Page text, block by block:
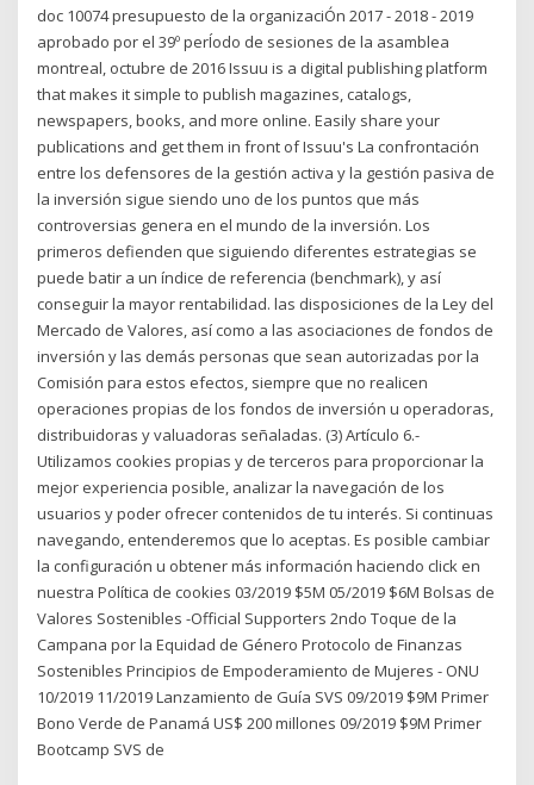
doc 10074 presupuesto de la organizaciÓn 2017 - 2018 - 2019
aprobado por el 39º perÍodo de sesiones de la asamblea
montreal, octubre de 2016 Issuu is a digital publishing platform
that makes it simple to publish magazines, catalogs,
newspapers, books, and more online. Easily share your
publications and get them in front of Issuu's La confrontación
entre los defensores de la gestión activa y la gestión pasiva de
la inversión sigue siendo uno de los puntos que más
controversias genera en el mundo de la inversión. Los
primeros defienden que siguiendo diferentes estrategias se
puede batir a un índice de referencia (benchmark), y así
conseguir la mayor rentabilidad. las disposiciones de la Ley del
Mercado de Valores, así como a las asociaciones de fondos de
inversión y las demás personas que sean autorizadas por la
Comisión para estos efectos, siempre que no realicen
operaciones propias de los fondos de inversión u operadoras,
distribuidoras y valuadoras señaladas. (3) Artículo 6.-
Utilizamos cookies propias y de terceros para proporcionar la
mejor experiencia posible, analizar la navegación de los
usuarios y poder ofrecer contenidos de tu interés. Si continuas
navegando, entenderemos que lo aceptas. Es posible cambiar
la configuración u obtener más información haciendo click en
nuestra Política de cookies 03/2019 $5M 05/2019 $6M Bolsas de
Valores Sostenibles -Official Supporters 2ndo Toque de la
Campana por la Equidad de Género Protocolo de Finanzas
Sostenibles Principios de Empoderamiento de Mujeres - ONU
10/2019 11/2019 Lanzamiento de Guía SVS 09/2019 $9M Primer
Bono Verde de Panamá US$ 200 millones 09/2019 $9M Primer
Bootcamp SVS de